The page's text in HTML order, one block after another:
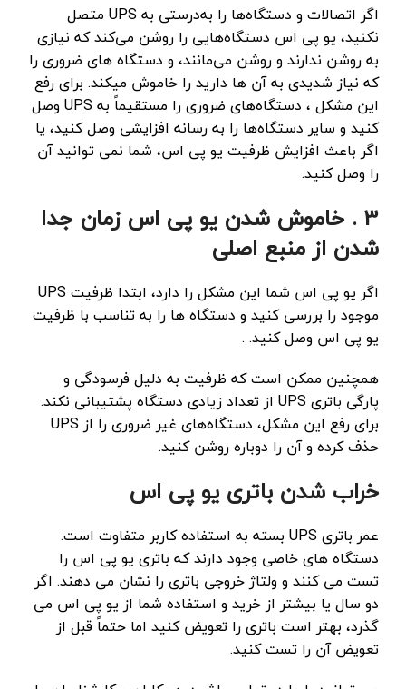
اگر اتصالات و دستگاه‌ها را به‌درستی به UPS متصل
نکنید، یو پی اس دستگاه‌هایی را روشن می‌کند که نیازی
به روشن ندارند و روشن می‌مانند، و دستگاه های ضروری را
که نیاز شدیدی به آن ها دارید را خاموش میکند. برای رفع
این مشکل ، دستگاه‌های ضروری را مستقیماً به UPS وصل
کنید و سایر دستگاه‌ها را به رسانه افزایشی وصل کنید، یا
اگر باعث افزایش ظرفیت یو پی اس، شما نمی توانید آن
را وصل کنید.
3 . خاموش شدن یو پی اس زمان جدا
شدن از منبع اصلی
اگر یو پی اس شما این مشکل را دارد، ابتدا ظرفیت UPS
موجود را بررسی کنید و دستگاه ها را به تناسب با ظرفیت
یو پی اس وصل کنید. .
همچنین ممکن است که ظرفیت به دلیل فرسودگی و
پارگی باتری UPS از تعداد زیادی دستگاه پشتیبانی نکند.
برای رفع این مشکل، دستگاه‌های غیر ضروری را از UPS
حذف کرده و آن را دوباره روشن کنید.
خراب شدن باتری یو پی اس
عمر باتری UPS بسته به استفاده کاربر متفاوت است.
دستگاه های خاصی وجود دارند که باتری یو پی اس را
تست می کنند و ولتاژ خروجی باتری را نشان می دهند. اگر
دو سال یا بیشتر از خرید و استفاده شما از یو پی اس می
گذرد، بهتر است باتری را تعویض کنید اما حتماً قبل از
تعویض آن را تست کنید.